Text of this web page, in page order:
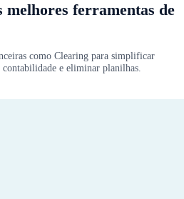
melhores ferramentas de
como Clearing para simplificar
e eliminar planilhas.